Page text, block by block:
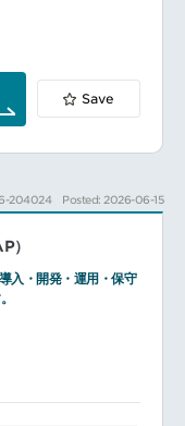
だきます。
企画および提案
との連携対応および
BI活用の支援。
ムおよびデータ基盤
推進およびマネジ
びAI活用の推進
Save
204024 Posted: 2026-06-15
）
入・開発・運用・保守